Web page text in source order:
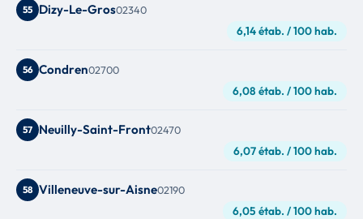
55 Dizy-Le-Gros02340
6,14 étab. / 100 hab.
56 Condren02700
6,08 étab. / 100 hab.
57 Neuilly-Saint-Front02470
6,07 étab. / 100 hab.
58 Villeneuve-sur-Aisne02190
6,05 étab. / 100 hab.